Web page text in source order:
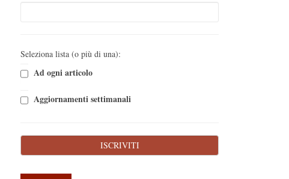
Seleziona lista (o più di una):
Ad ogni articolo
Aggiornamenti settimanali